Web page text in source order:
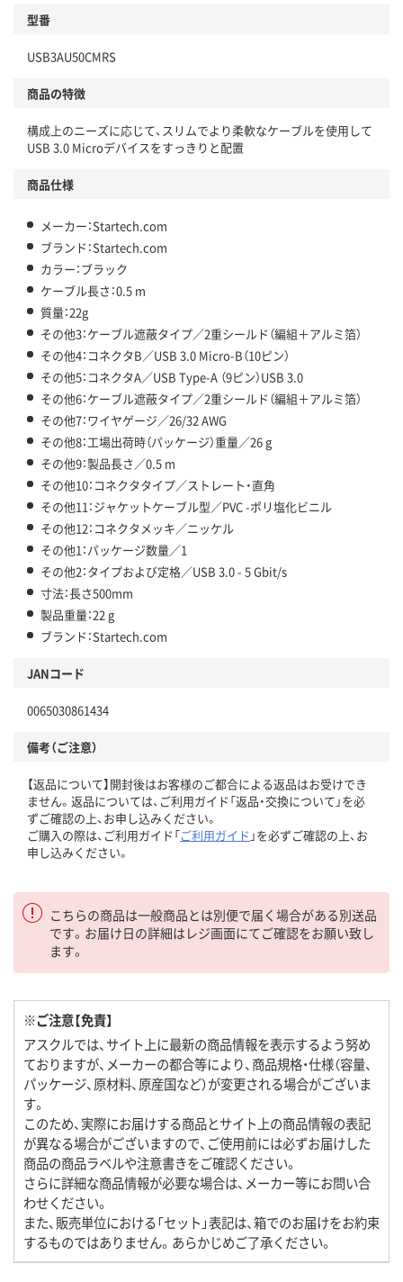
型番
USB3AU50CMRS
商品の特徴
構成上のニーズに応じて、スリムでより柔軟なケーブルを使用して
USB 3.0 Microデバイスをすっきりと配置
商品仕様
メーカー：Startech.com
ブランド：Startech.com
カラー：ブラック
ケーブル長さ：0.5 m
質量：22g
その他3：ケーブル遮蔽タイプ／2重シールド（編組＋アルミ箔）
その他4：コネクタB／USB 3.0 Micro-B（10ピン）
その他5：コネクタA／USB Type-A （9ピン）USB 3.0
その他6：ケーブル遮蔽タイプ／2重シールド（編組＋アルミ箔）
その他7：ワイヤゲージ／26/32 AWG
その他8：工場出荷時（パッケージ）重量／26 g
その他9：製品長さ／0.5 m
その他10：コネクタタイプ／ストレート・直角
その他11：ジャケットケーブル型／PVC -ポリ塩化ビニル
その他12：コネクタメッキ／ニッケル
その他1：パッケージ数量／1
その他2：タイプおよび定格／USB 3.0 - 5 Gbit/s
寸法：長さ500mm
製品重量：22 g
ブランド：Startech.com
JANコード
0065030861434
備考（ご注意）
【返品について】開封後はお客様のご都合による返品はお受けでき
ません。返品については、ご利用ガイド「返品・交換について」を必
ずご確認の上、お申し込みください。
ご購入の際は、ご利用ガイド「ご利用ガイド 」を必ずご確認の上、お
申し込みください。
こちらの商品は一般商品とは別便で届く場合がある別送品
です。お届け日の詳細はレジ画面にてご確認をお願い致し
ます。
※ご注意【免責】
アスクルでは、サイト上に最新の商品情報を表示するよう努め
ておりますが、メーカーの都合等により、商品規格・仕様（容量、
パッケージ、原材料、原産国など）が変更される場合がございま
す。
このため、実際にお届けする商品とサイト上の商品情報の表記
が異なる場合がございますので、ご使用前には必ずお届けした
商品の商品ラベルや注意書きをご確認ください。
さらに詳細な商品情報が必要な場合は、メーカー等にお問い合
わせください。
また、販売単位における「セット」表記は、箱でのお届けをお約束
するものではありません。あらかじめご了承ください。